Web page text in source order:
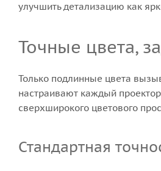
улучшить детализацию как
Точные цвета,
Только подлинные цвета
настраивают каждый
сверхширокого цветового
Стандартная